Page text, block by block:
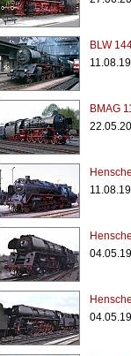
BLW
BMAG